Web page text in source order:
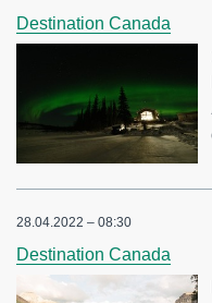
Destination Canada
28.04.2022 – 08:30
Destination Canada